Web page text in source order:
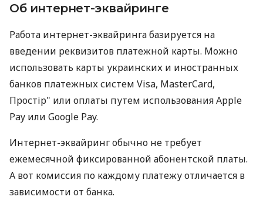
Об интернет-эквайринге
Работа интернет-эквайринга базируется на
введении реквизитов платежной карты. Можно
использовать карты украинских и иностранных
банков платежных систем Visa, MasterCard,
Простір" или оплаты путем использования Apple
Pay или Google Pay.
Интернет-эквайринг обычно не требует
ежемесячной фиксированной абонентской платы.
А вот комиссия по каждому платежу отличается в
зависимости от банка.